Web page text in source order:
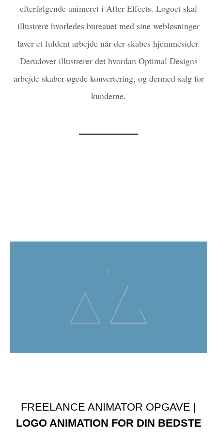
efterfølgende animeret i After Effects. Logoet skal
illustrere hvorledes bureauet med sine webløsninger
laver et fuldent arbejde når der skabes hjemmesider.
Derudover illustrerer det hvordan Optimal Designs
arbejde skaber øgede konvertering, og dermed salg for
kunderne.
FREELANCE ANIMATOR OPGAVE |
LOGO ANIMATION FOR DIN BEDSTE